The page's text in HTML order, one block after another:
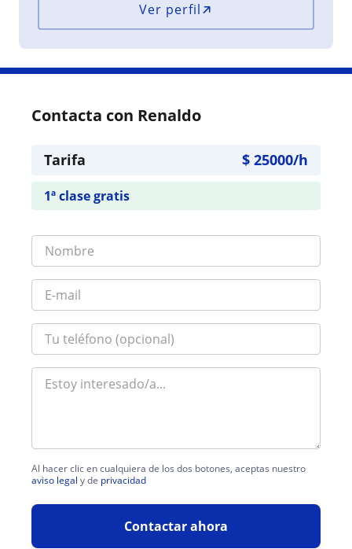
Ver perfil
Contacta con Renaldo
Tarifa $ 25000/h
1ª clase gratis
Al hacer clic en cualquiera de los dos botones, aceptas nuestro
aviso legal y de privacidad
Contactar ahora